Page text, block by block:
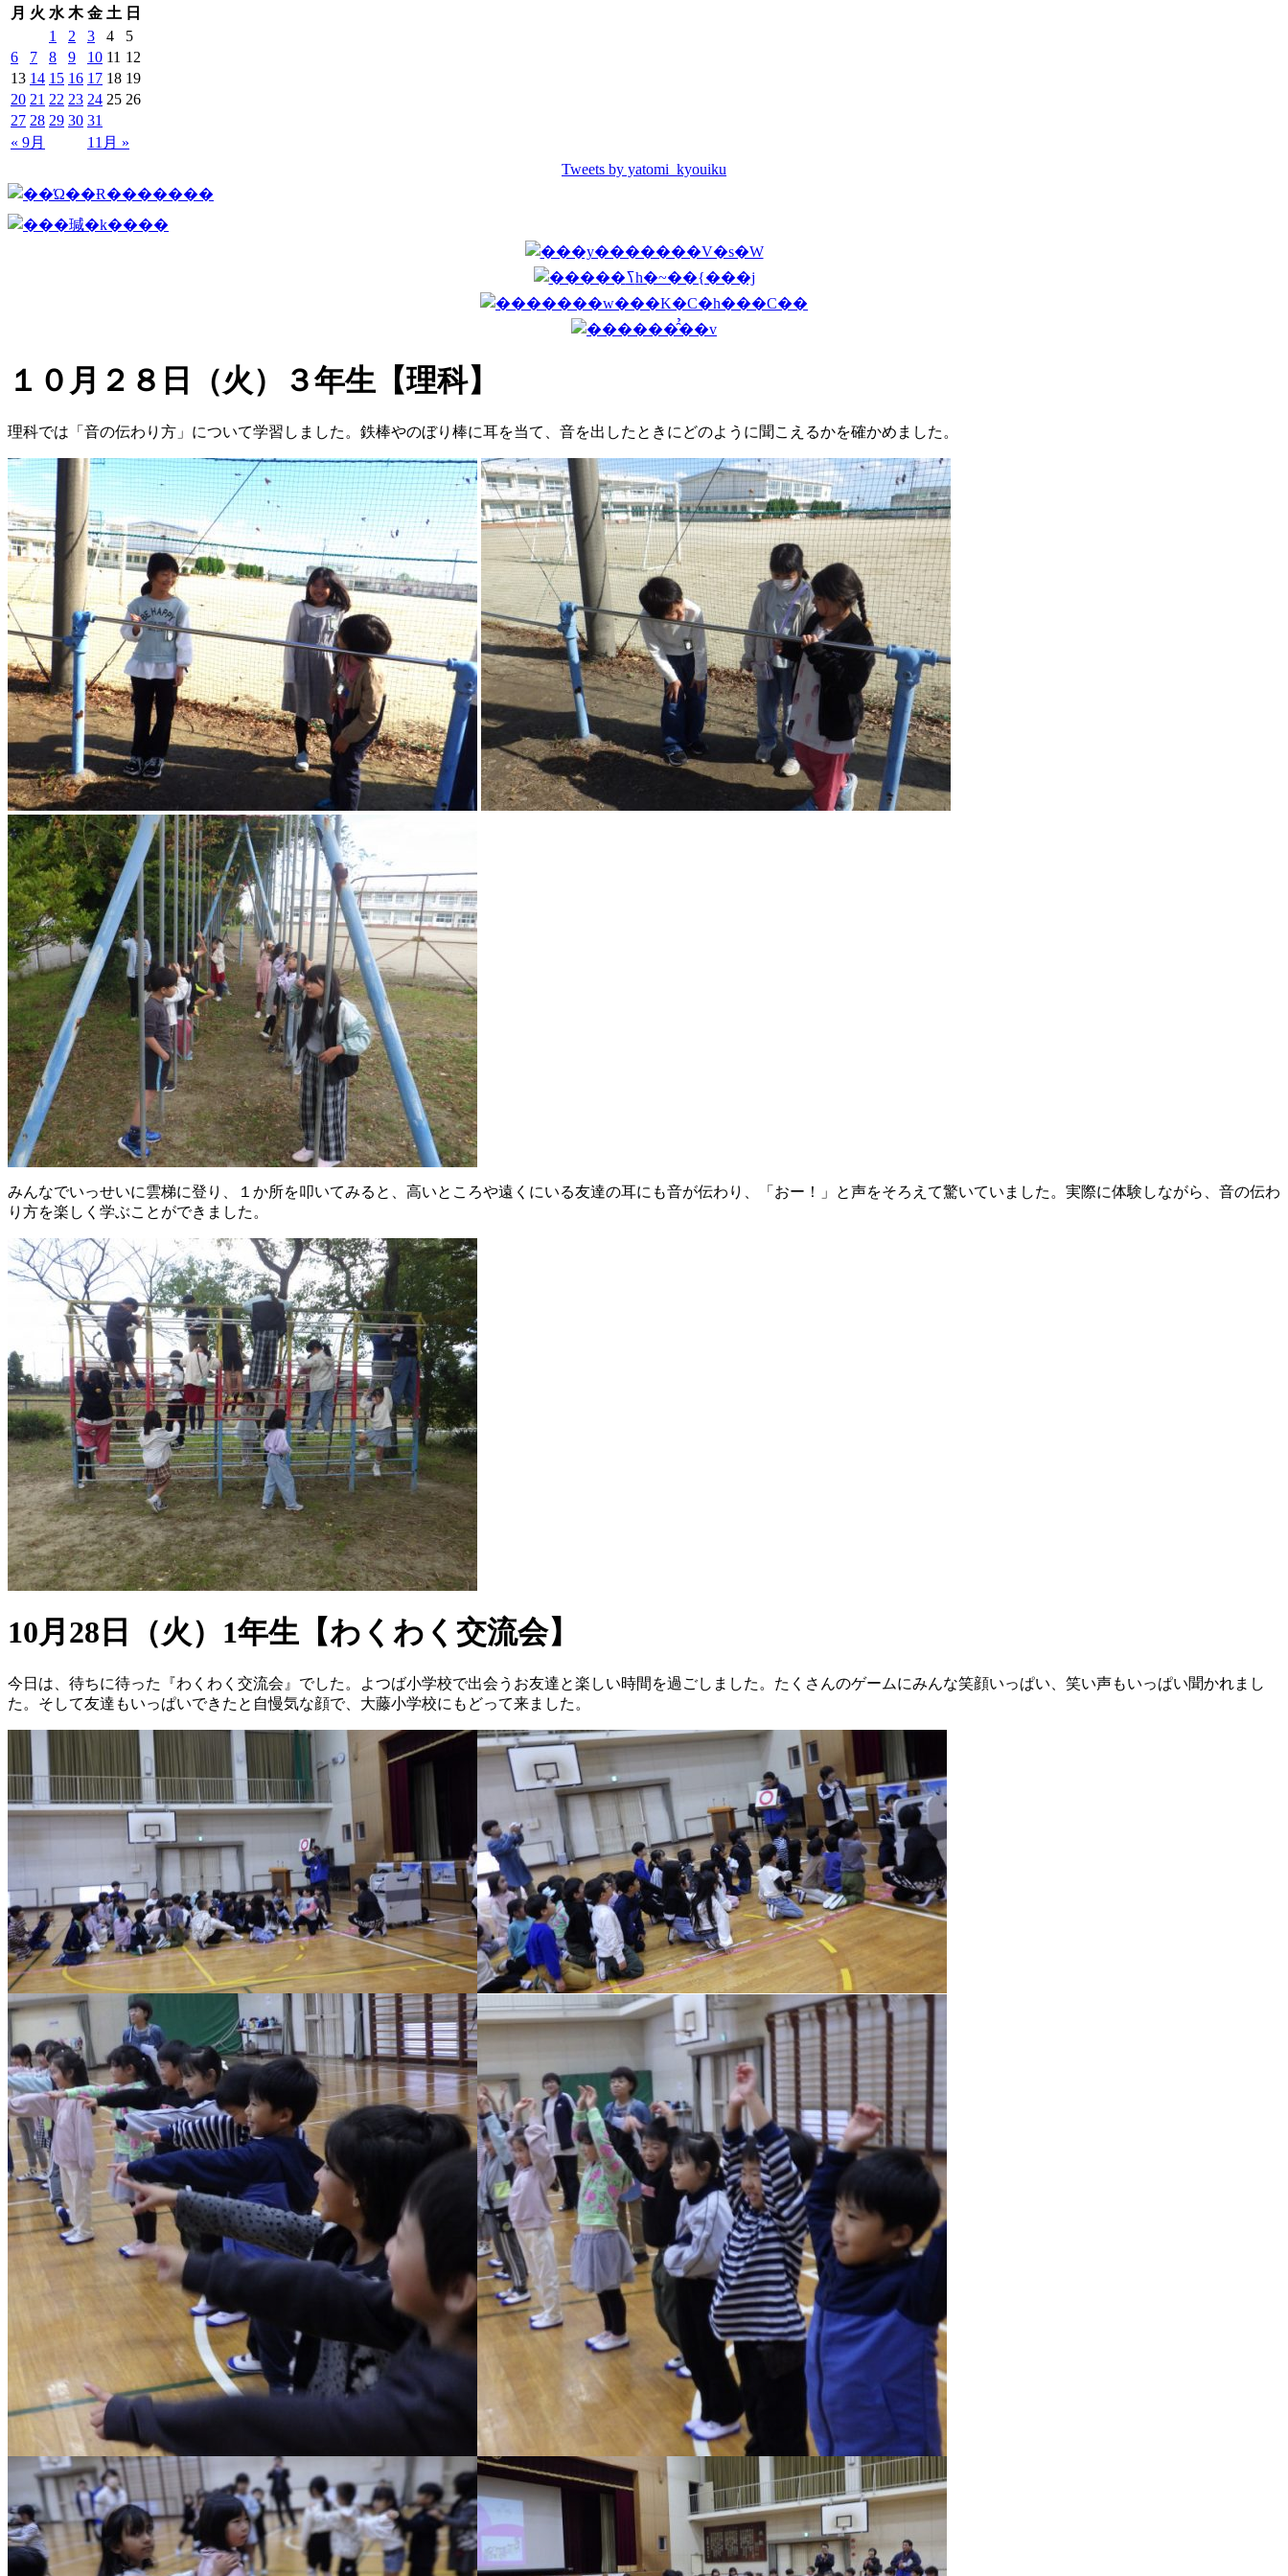
月 火 水 木 金 土 日
« 9月 11月 »
1 2 3 4
5
6
7 8 9 10 11 12
13 14 15 16 17 18 19
20 21 22 23 24 25 26
27 28 29 30 31
Tweets by yatomi_kyouiku
１０月２８日（火）３年生【理科】
理科では「音の伝わり方」について学習しました。鉄棒やのぼり棒に耳を当て、音を出したときにどのように聞こえるかを確かめました。
みんなでいっせいに雲梯に登り、１か所を叩いてみると、高いところや遠くにいる友達の耳にも音が伝わり、「おー！」と声をそろえて驚いていました。実際に体験しながら、音の伝わ
り方を楽しく学ぶことができました。
10月28日（火）1年生【わくわく交流会】
今日は、待ちに待った『わくわく交流会』でした。よつば小学校で出会うお友達と楽しい時間を過ごしました。たくさんのゲームにみんな笑顔いっぱい、笑い声もいっぱい聞かれまし
た。そして友達もいっぱいできたと自慢気な顔で、大藤小学校にもどって来ました。